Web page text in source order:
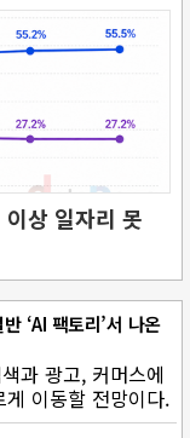
상 일자리 못
‘AI 팩토리’서 나온
과 광고, 커머스에
이동할 전망이다.
화됨…